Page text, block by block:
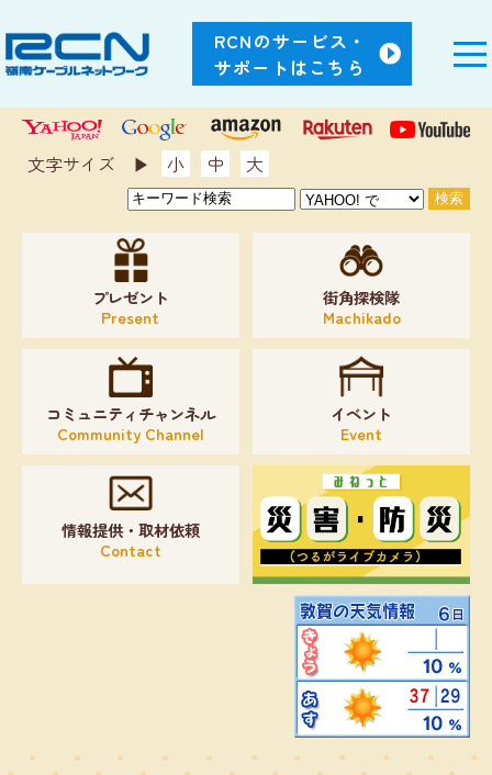
RCNのサービス・
サポートはこちら
文字サイズ ▶︎ 小 中 大
プレゼント
Present
街角探検隊
Machikado
コミュニティチャンネル
Community Channel
イベント
Event
情報提供・取材依頼
Contact